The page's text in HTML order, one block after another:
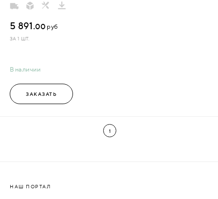
В наличии
5 891.00 руб
ЗА 1 ШТ.
ЗАКАЗАТЬ
1
НАШ ПОРТАЛ